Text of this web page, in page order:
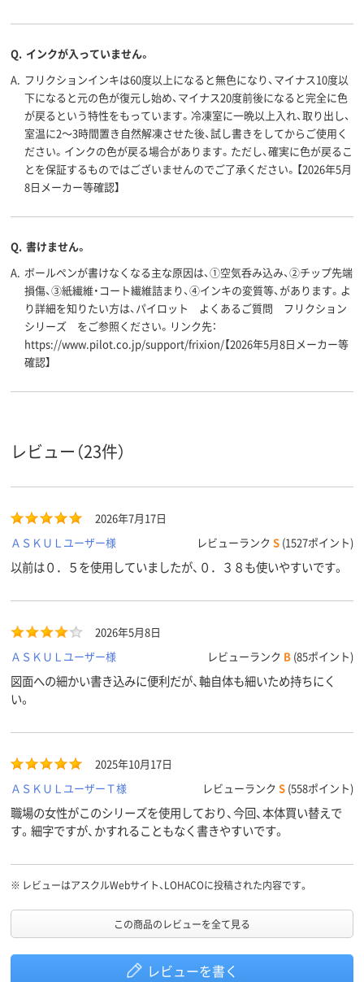
ループ
アスクル
商品環境
スコア
95 75
Q. インクが入っていません。
A. フリクションインキは60度以上になると無色になり、マイナス10度以
下になると元の色が復元し始め、マイナス20度前後になると完全に色
が戻るという特性をもっています。冷凍室に一晩以上入れ、取り出し、
室温に2～3時間置き自然解凍させた後、試し書きをしてからご使用く
ださい。インクの色が戻る場合があります。ただし、確実に色が戻るこ
とを保証するものではございませんのでご了承ください。【2026年5月
8日メーカー等確認】
Q. 書けません。
A. ボールペンが書けなくなる主な原因は、①空気呑み込み、②チップ先端
損傷、③紙繊維・コート繊維詰まり、④インキの変質等、があります。よ
り詳細を知りたい方は、パイロット よくあるご質問 フリクション
シリーズ をご参照ください。リンク先：
https://www.pilot.co.jp/support/frixion/【2026年5月8日メーカー等
確認】
レビュー（23件）
2026年7月17日
ＡＳＫＵＬユーザー様
レビューランク S (1527ポイント)
以前は０．５を使用していましたが、０．３８も使いやすいです。
2026年5月8日
ＡＳＫＵＬユーザー様
レビューランク B (85ポイント)
図面への細かい書き込みに便利だが、軸自体も細いため持ちにく
い。
2025年10月17日
ＡＳＫＵＬユーザーＴ様
レビューランク S (558ポイント)
職場の女性がこのシリーズを使用しており、今回、本体買い替えで
す。細字ですが、かすれることもなく書きやすいです。
※ レビューはアスクルWebサイト、LOHACOに投稿された内容です。
この商品のレビューを全て見る
レビューを書く